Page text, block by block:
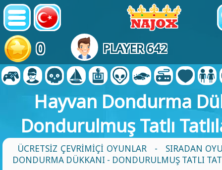
0 PLAYER 642
Hayvan Dondurma
Dondurulmuş Tatlı
ÜCRETSIZ ÇEVRIMIÇI OYUNLAR -
SIRADAN
DONDURMA DÜKKANI - DONDURULMUŞ TATLI